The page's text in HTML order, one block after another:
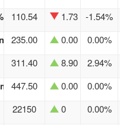
fe110.54 1.73 -1.54%
235.00 0.00 0.00%
311.40 8.90 2.94%
447.50 0.00 0.00%
22150 0 0.00%